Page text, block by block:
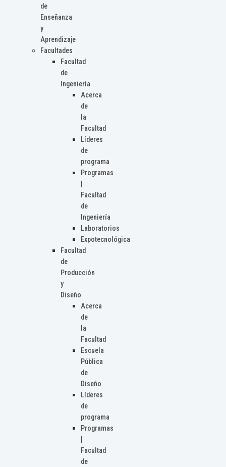
de
Enseñanza
y
Aprendizaje
Facultades
Facultad
de
Ingeniería
Acerca
de
la
Facultad
Líderes
de
programa
Programas
Facultad
de
Ingeniería
Laboratorios
Expotecnológica
Facultad
de
Producción
y
Diseño
Acerca
de
la
Facultad
Escuela
Pública
de
Diseño
Líderes
de
programa
Programas
Facultad
de